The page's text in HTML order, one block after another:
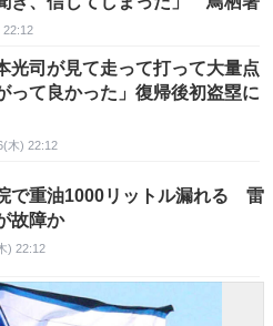
22:12
光司が見て走って打って大量点
って良かった」復帰後初盗塁に
木) 22:12
で重油1000リットル漏れる 雷
故障か
) 22:12